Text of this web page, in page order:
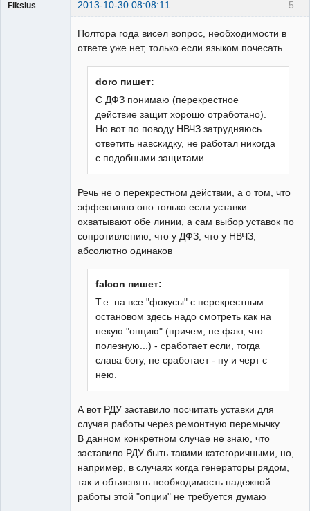
5
Fiksius 2013-10-30 08:08:11
Полтора года висел вопрос, необходимости в
ответе уже нет, только если языком почесать.
doro пишет:
С ДФЗ понимаю (перекрестное
действие защит хорошо отработано).
Но вот по поводу НВЧЗ затрудняюсь
ответить навскидку, не работал никогда
с подобными защитами.
Речь не о перекрестном действии, а о том, что
эффективно оно только если уставки
охватывают обе линии, а сам выбор уставок по
сопротивлению, что у ДФЗ, что у НВЧЗ,
абсолютно одинаков
falcon пишет:
Т.е. на все "фокусы" с перекрестным
остановом здесь надо смотреть как на
некую "опцию" (причем, не факт, что
полезную...) - сработает если, тогда
слава богу, не сработает - ну и черт с
нею.
А вот РДУ заставило посчитать уставки для
случая работы через ремонтную перемычку.
В данном конкретном случае не знаю, что
заставило РДУ быть такими категоричными, но,
например, в случаях когда генераторы рядом,
так и объяснять необходимость надежной
работы этой "опции" не требуется думаю